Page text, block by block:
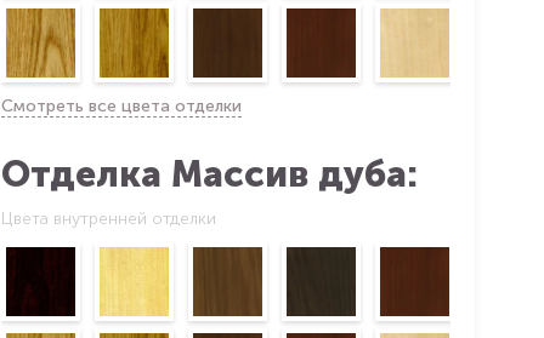
Смотреть все цвета отделки
Отделка Массив дуба:
Цвета внутренней отделки